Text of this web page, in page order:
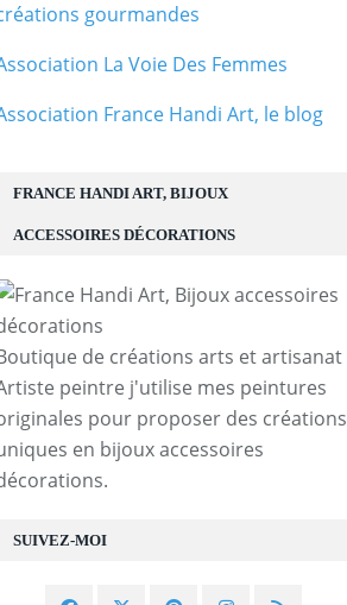
SUIVEZ-MOI
FRANCE HANDI ART, BIJOUX
ACCESSOIRES DÉCORATIONS
de créations arts et artisanat
peintre j'utilise mes peintures
pour proposer des créations
en bijoux accessoires
gourmandes
La Voie Des Femmes
France Handi Art, le blog